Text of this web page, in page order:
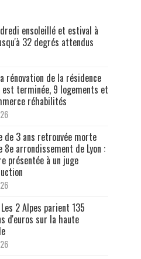
ensoleillé et estival à
32 degrés attendus
rénovation de la résidence
est terminée, 9 logements et
réhabilités
de 3 ans retrouvée morte
8e arrondissement de Lyon :
présentée à un juge
2 Alpes parient 135
d'euros sur la haute